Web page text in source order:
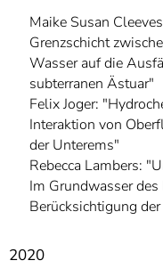
Maike Susan
Grenzschicht
Wasser auf die
subterranen Ästuar"
Felix Joger:
Interaktion von
der Unterems"
Rebecca Lambers:
Im Grundwasser
Berücksichtigung
2020